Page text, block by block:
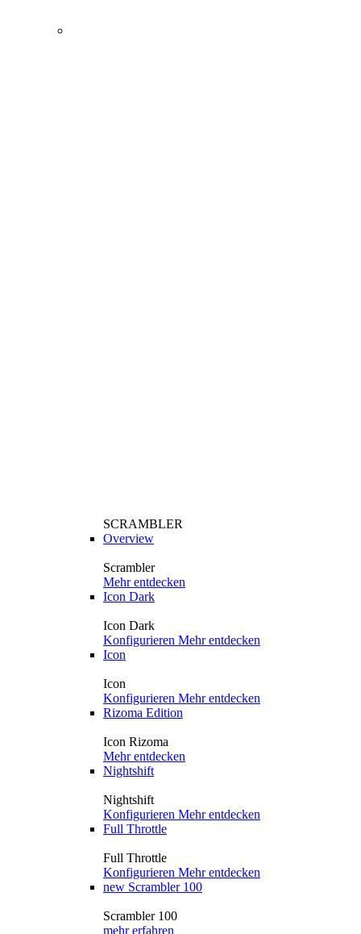
SCRAMBLER
Overview
Scrambler
Mehr entdecken
Icon Dark
Icon Dark
Konfigurieren Mehr entdecken
Icon
Icon
Konfigurieren Mehr entdecken
Rizoma Edition
Icon Rizoma
Mehr entdecken
Nightshift
Nightshift
Konfigurieren Mehr entdecken
Full Throttle
Full Throttle
Konfigurieren Mehr entdecken
new Scrambler 100
Scrambler 100
mehr erfahren